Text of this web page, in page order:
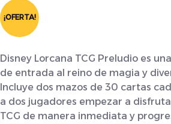
¡OFERTA!
Disney Lorcana TCG Preludio es
de entrada al reino de magia y
Incluye dos mazos de 30 cartas
a dos jugadores empezar a
TCG de manera inmediata y